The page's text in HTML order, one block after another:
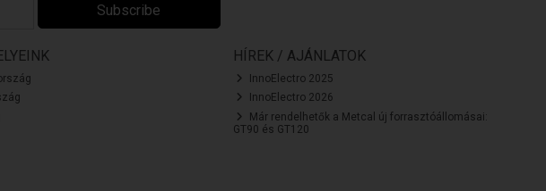
Subscribe
HÍREK / AJÁNLATOK
InnoElectro 2025
InnoElectro 2026
Már rendelhetők a Metcal új forrasztóállomásai:
GT90 és GT120